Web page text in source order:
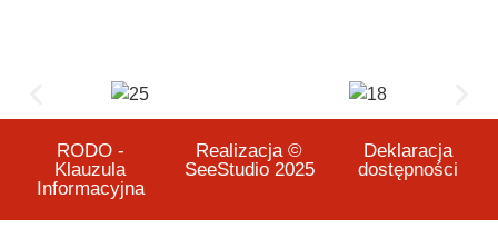
RODO -
Klauzula
Informacyjna
Realizacja ©
SeeStudio 2025
Deklaracja
dostępności